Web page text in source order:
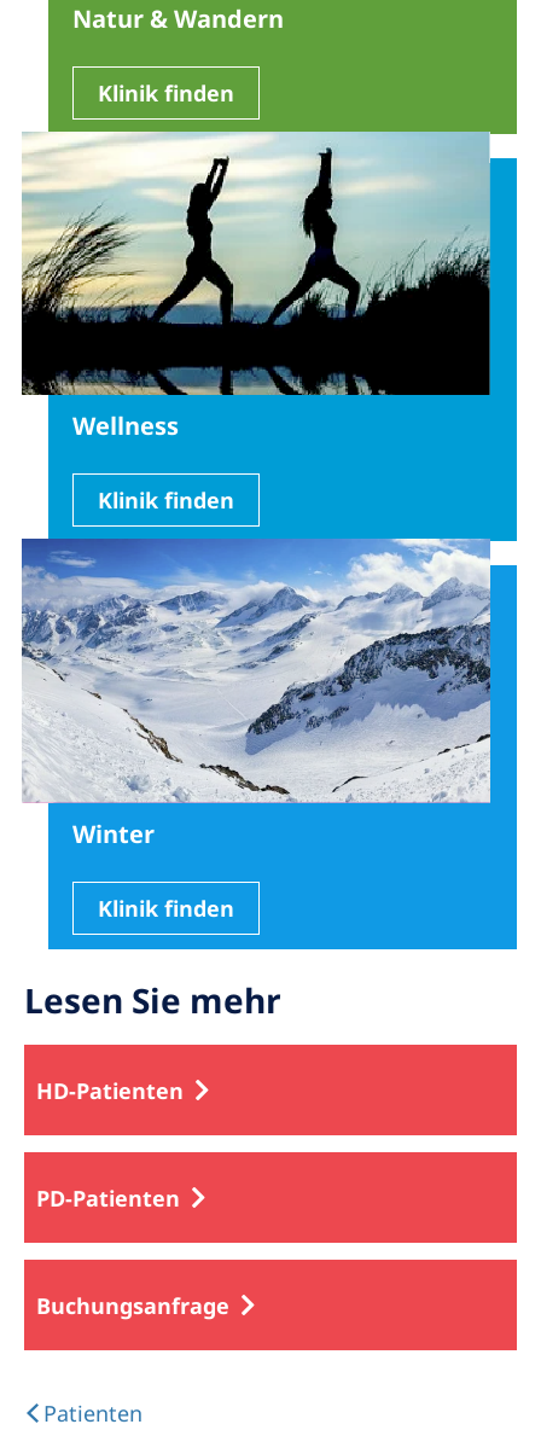
Natur & Wandern
Klinik finden
Wellness
Klinik finden
Winter
Klinik finden
Lesen Sie mehr
HD-Patienten
PD-Patienten
Buchungsanfrage
Patienten